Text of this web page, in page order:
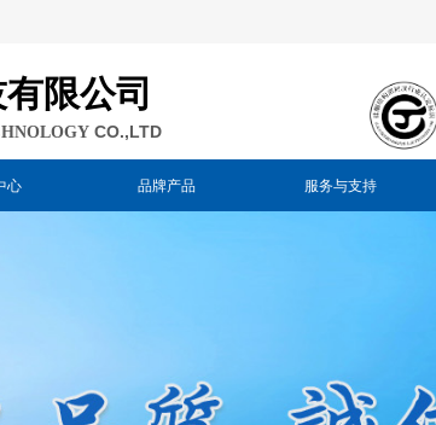
限公司
CO.,LTD
心 品牌产品 服务与支持